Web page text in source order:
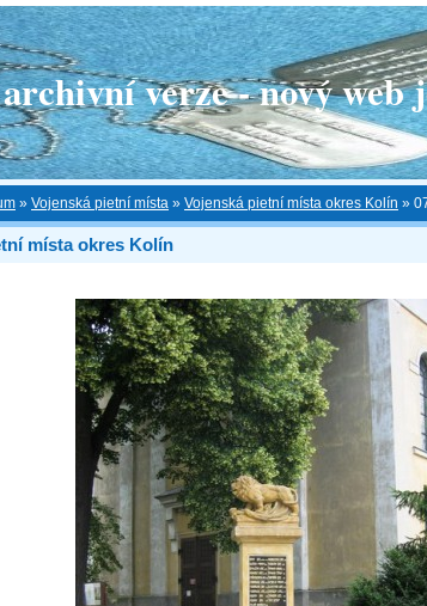
verze - nový web
» Vojenská pietní místa » Vojenská pietní místa okres Kolín »
místa okres Kolín